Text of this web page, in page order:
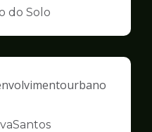
do Solo